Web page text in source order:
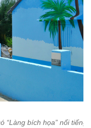
“Làng bích họa” nổi tiếng